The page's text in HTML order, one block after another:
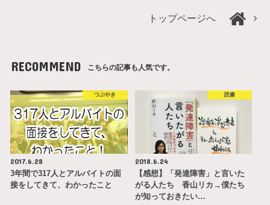
トップページへ
RECOMMEND こちらの記事も人気です。
つぶやき
2017.6.28
3年間で317人とアルバイトの面
接をしてきて、わかったこと
読書
2018.6.24
【感想】「発達障害」と言いた
がる人たち 香山リカ→僕たち
が知っておきたい…